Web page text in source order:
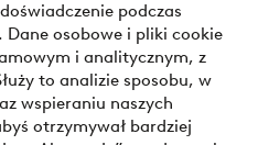
podczas
Dane osobowe i pliki cookie
i analitycznym, z
to analizie sposobu, w
wspieraniu naszych
otrzymywał bardziej
teraz lub podziel się
o naszych opcjach płatności